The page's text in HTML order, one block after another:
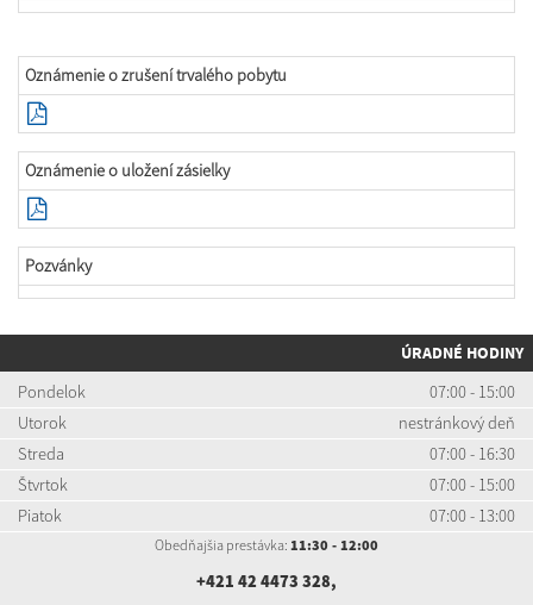
Oznámenie o zrušení trvalého pobytu
Oznámenie o uložení zásielky
Pozvánky
ÚRADNÉ HODINY
Pondelok
07:00 - 15:00
Utorok
nestránkový deň
Streda
07:00 - 16:30
Štvrtok
07:00 - 15:00
Piatok
07:00 - 13:00
Obedňajšia prestávka: 11:30 - 12:00
+421 42 4473 328,